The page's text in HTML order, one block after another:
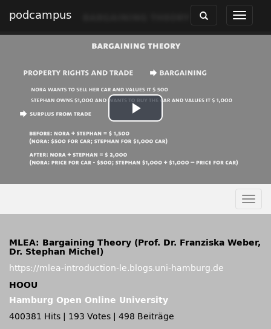
podcampus
Toggle
Toggle
navigation
Play
Video
MLEA: Bargaining Theory (Prof. Dr. Franziska Weber,
Dr. Stephan Michel)
https://mlea-introduction-le.blogs.uni-hamburg.de
HOOU
Hamburg Open Online University
400381 Hits
193 Votes
498 Beiträge